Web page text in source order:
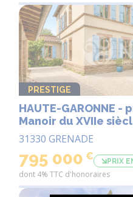
PRESTIGE
HAUTE-GARONNE -
Manoir du XVIIe
piscine et potentiel
31330 GRENADE
795 000 € PRIX
dont 4% TTC d'honoraires